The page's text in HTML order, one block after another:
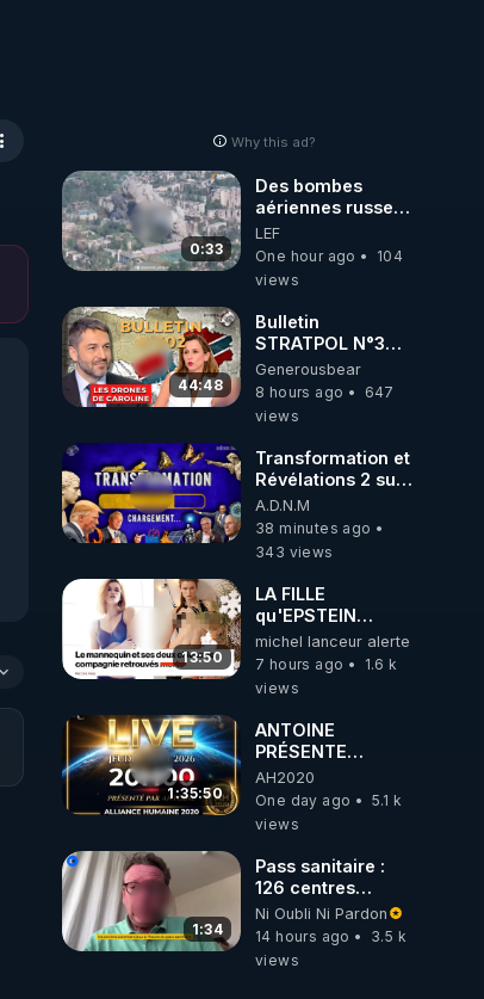
Why this ad?
0:33
Des bombes
aériennes russes
anéantissent les
centres de
contrôle de
brigades
ukrainienne
LEF
One hour ago
104
views
44:48
Bulletin
STRATPOL N°302.
Armée des
drones, MS-21 en
série, missiles
07.08.2026.
Generousbear
8 hours ago
647
views
Transformation et
Révélations 2 sur
2 - live du
07/08/26
A.D.N.M
38 minutes ago
343 views
13:50
LA FILLE
qu'EPSTEIN
VOULAIT CACHER
michel lanceur alerte
7 hours ago
1.6 k
views
1:35:50
ANTOINE
PRÉSENTE
AH2020 LE LIVE
20H ***DU
06/08/2026***
AH2020
One day ago
5.1 k
views
1:34
Pass sanitaire :
126 centres
commerciaux
concernés par
l'obligation dans
Ni Oubli Ni Pardon
14 hours ago
3.5 k
views